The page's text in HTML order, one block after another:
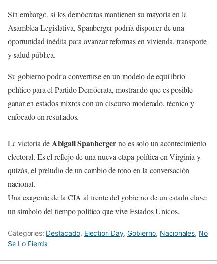
Sin embargo, si los demócratas mantienen su mayoría en la
Asamblea Legislativa, Spanberger podría disponer de una
oportunidad inédita para avanzar reformas en vivienda, transporte
y salud pública.
Su gobierno podría convertirse en un modelo de equilibrio
político para el Partido Demócrata, mostrando que es posible
ganar en estados mixtos con un discurso moderado, técnico y
enfocado en resultados.
La victoria deAbigail Spanbergerno es solo un acontecimiento
electoral. Es el reflejo de una nueva etapa política en Virginia y,
quizás, el preludio de un cambio de tono en la conversación
nacional.
Una exagente de la CIA al frente del gobierno de un estado clave:
un símbolo del tiempo político que vive Estados Unidos.
Categories: Destacado, Election Day, Gobierno, Nacionales, No
Se Lo Pierda